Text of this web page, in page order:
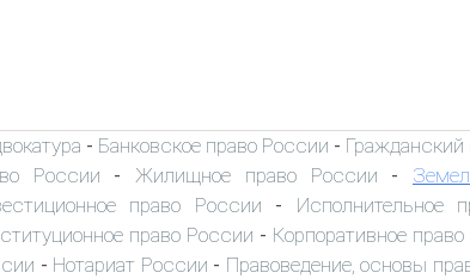
- Банковское право России -
России - Жилищное право России -
право России - Исполнительное
право России - Корпоративное
- Нотариат России - Правоведение, основы